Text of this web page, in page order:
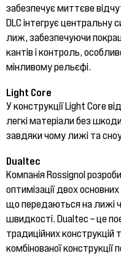
забезпечує миттєве
DLC інтегрує
лиж, забезпечуючи
кантів і контроль,
мінливому рельєфі.
Light Core
У конструкції Light Core
легкі матеріали без
завдяки чому лижі та
Dualtec
Компанія Rossignol
оптимізації двох
що передаються на лижі
швидкості. Dualtec – це
традиційних конструкцій
комбінованої